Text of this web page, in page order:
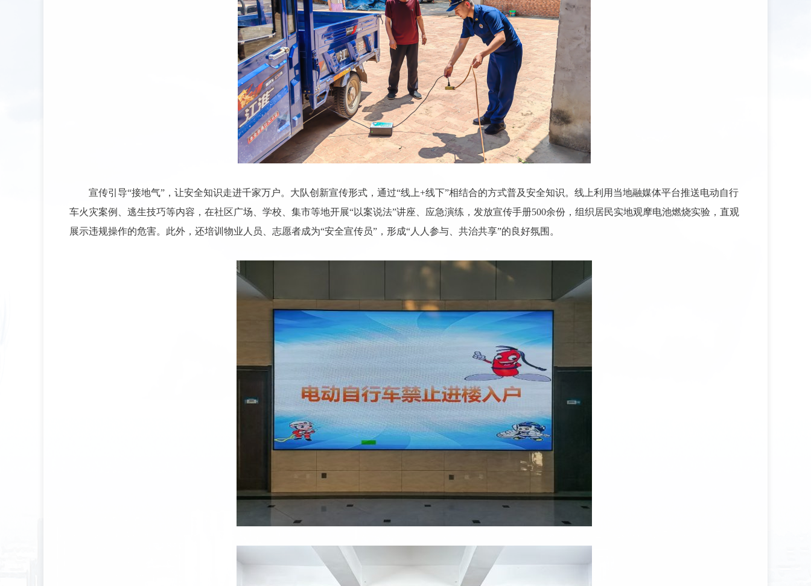
宣传引导“接地气”，让安全知识走进千家万户。 大队创新宣传形式，通过“线上+线下”相结合的方式普及安全知识。线上利用当地融媒体平台推送电动自行
车火灾案例、逃生技巧等内容，在社区广场、学校、集市等地开展“以案说法”讲座、应急演练，发放宣传手册500余份，组织居民实地观摩电池燃烧实验，直观
展示违规操作的危害。此外，还培训物业人员、志愿者成为“安全宣传员”，形成“人人参与、共治共享”的良好氛围。